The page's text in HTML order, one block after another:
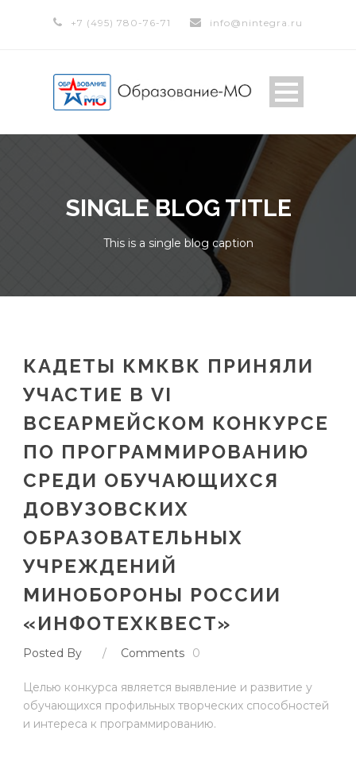
+7 (495) 780-76-71 info@nintegra.ru
SINGLE BLOG TITLE
This is a single blog caption
КАДЕТЫ КМКВК ПРИНЯЛИ
УЧАСТИЕ В VI
ВСЕАРМЕЙСКОМ КОНКУРСЕ
ПО ПРОГРАММИРОВАНИЮ
СРЕДИ ОБУЧАЮЩИХСЯ
ДОВУЗОВСКИХ
ОБРАЗОВАТЕЛЬНЫХ
УЧРЕЖДЕНИЙ
МИНОБОРОНЫ РОССИИ
«ИНФОТЕХКВЕСТ»
Posted By / Comments 0
Целью конкурса является выявление и развитие у
обучающихся профильных творческих способностей
и интереса к программированию.